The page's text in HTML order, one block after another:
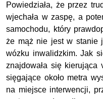
Powiedziała, że przez
wjechała w zaspę, a
samochodu, który
że mąż nie jest w stanie
wózku inwalidzkim. Jak
znajdowała się kierująca
sięgające około metra
na miejsce interwencji,